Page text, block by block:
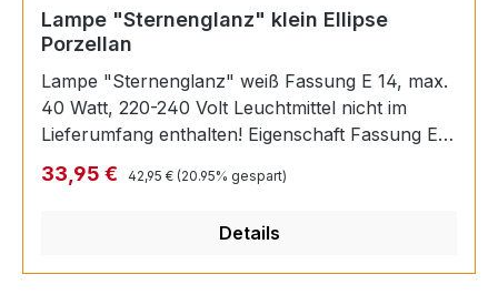
Lampe "Sternenglanz" klein Ellipse
Porzellan
Lampe "Sternenglanz" weiß Fassung E 14, max.
40 Watt, 220-240 Volt Leuchtmittel nicht im
Lieferumfang enthalten! Eigenschaft Fassung E
20,5 cm
Verkaufspreis:
33,95 € Regulärer Preis:
42,95 € (20.95% gespart)
Details